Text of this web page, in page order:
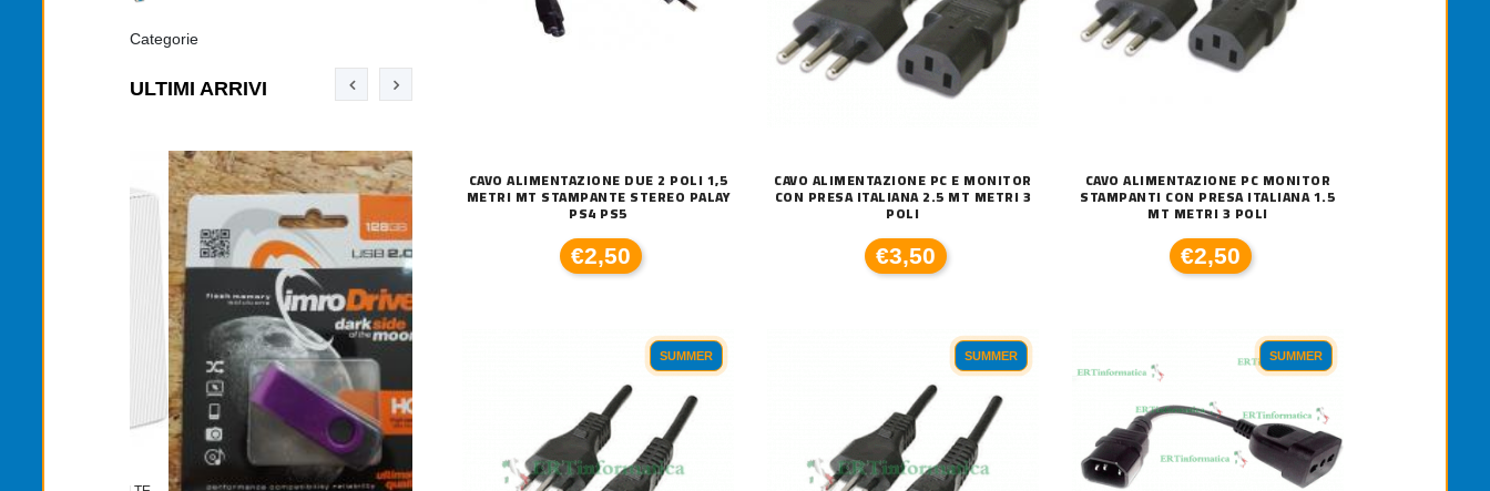
Categorie
ULTIMI ARRIVI
TONER TN-2590XL COMPATIBILE BROTHER DISSIPATORE CPU LED FRGB LGA 1700 1
CARTUCCIA ORIGINALE CANON PG-513 C
CAVO ALIMENTAZIONE DUE 2 POLI 1,5
METRI MT STAMPANTE STEREO PALAY
PS4 PS5
€2,50
CAVO ALIMENTAZIONE PC E MONITOR
CON PRESA ITALIANA 2.5 MT METRI 3
POLI
€3,50
CAVO ALIMENTAZIONE PC MONITOR
STAMPANTI CON PRESA ITALIANA 1.5
MT METRI 3 POLI
€2,50
SUMMER SUMMER SUMMER